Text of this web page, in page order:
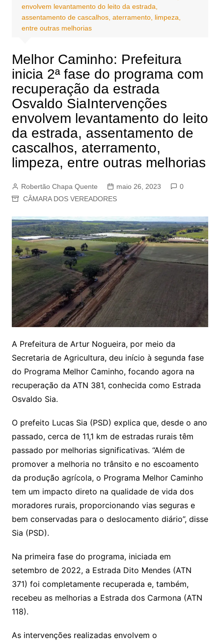
envolvem levantamento do leito da estrada,
assentamento de cascalhos, aterramento, limpeza,
entre outras melhorias
Melhor Caminho: Prefeitura
inicia 2ª fase do programa com
recuperação da estrada
Osvaldo SiaIntervenções
envolvem levantamento do leito
da estrada, assentamento de
cascalhos, aterramento,
limpeza, entre outras melhorias
Robertão Chapa Quente maio 26, 2023
0
CÂMARA DOS VEREADORES
A Prefeitura de Artur Nogueira, por meio da
Secretaria de Agricultura, deu início à segunda fase
do Programa Melhor Caminho, focando agora na
recuperação da ATN 381, conhecida como Estrada
Osvaldo Sia.
O prefeito Lucas Sia (PSD) explica que, desde o ano
passado, cerca de 11,1 km de estradas rurais têm
passado por melhorias significativas. “Além de
promover a melhoria no trânsito e no escoamento
da produção agrícola, o Programa Melhor Caminho
tem um impacto direto na qualidade de vida dos
moradores rurais, proporcionando vias seguras e
bem conservadas para o deslocamento diário”, disse
Sia (PSD).
Na primeira fase do programa, iniciada em
setembro de 2022, a Estrada Dito Mendes (ATN
371) foi completamente recuperada e, também,
recebeu as melhorias a Estrada dos Carmona (ATN
118).
As intervenções realizadas envolvem o